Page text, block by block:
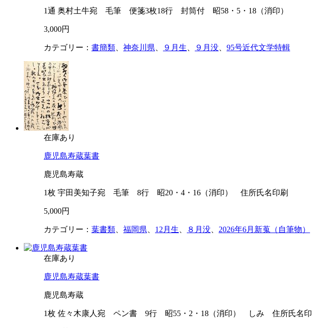
1通 奥村土牛宛 毛筆 便箋3枚18行 封筒付 昭58・5・18（消印）
3,000円
カテゴリー： 書簡類 神奈川県 ９月生 ９月没 95号近代文学特輯
在庫あり
鹿児島寿蔵葉書
鹿児島寿蔵
1枚 宇田美知子宛 毛筆 8行 昭20・4・16（消印） 住所氏名印刷
5,000円
カテゴリー： 葉書類 福岡県 12月生 ８月没 2026年6月新蒐（自筆物）
在庫あり
鹿児島寿蔵葉書
鹿児島寿蔵
1枚 佐々木康人宛 ペン書 9行 昭55・2・18（消印） しみ 住所氏名印